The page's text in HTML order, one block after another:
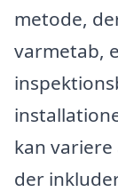
metode,
varmetab,
kan
der